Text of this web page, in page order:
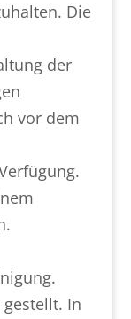
Die
der
vor dem
In